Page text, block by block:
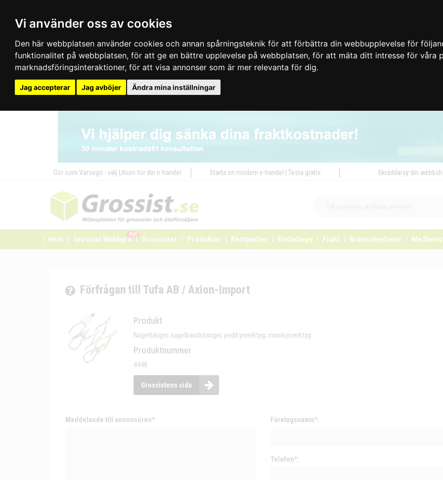
Vi använder oss av cookies
Den här webbplatsen använder cookies och annan spårningsteknik för att förbättra din webbupplevelse för
funktionalitet på webbplatsen, för att ge en bättre upplevelse på webbplatsen, för att mäta ditt intresse för våra
marknadsföringsinteraktioner, för att visa annonser som är mer relevanta för dig.
Jag accepterar Jag avböjer Ändra mina inställningar
Gör som Varsego - välj Litium för din e-handel Starta en modern e-handel | Testa gratis Skräddarsy din
Hem Grossist Webbyrå
Ny!
Grossister Produkter Restpartier Emballage Frakt Branschnyheter
Förfrågan till Tufa AB / Axion-Import
Produkt
Nageltänger, nagelbandstänger, pedikyrverktyg, manikyrverktyg
Produktnummer
4448
Grossistens sida
Meddelande till annonsören* Företagsnamn*:
Telefon*: